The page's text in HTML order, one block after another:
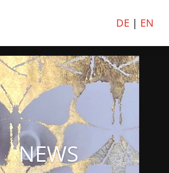
DE | EN
NEWS